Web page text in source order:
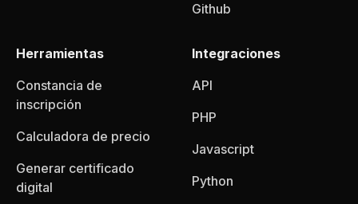
Github
Herramientas
Constancia de
inscripción
Calculadora de precio
Generar certificado
digital
Integraciones
API
PHP
Javascript
Python